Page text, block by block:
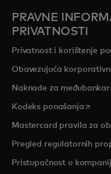
PRAVNE
PRIVATNOSTI
Privatnost i korištenje
Obavezujuća
Naknade za
Kodeks ponašanjaopens
Mastercard pravila za
Pregled regulatornih
Pristupačnost u